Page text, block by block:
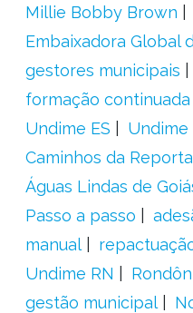
Millie Bobby Brown
Embaixadora Global
gestores municipais
formação continuada
Undime ES
Undime
Caminhos da
Águas Lindas de
Passo a passo
manual
Undime RN
gestão municipal